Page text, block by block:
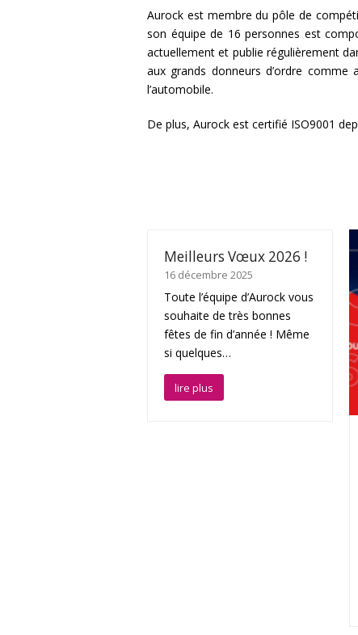
Aurock est membre du pôle de
son équipe de 16 personnes est
actuellement et publie régulièrement
aux grands donneurs d’ordre comme
l’automobile.
De plus, Aurock est certifié ISO9001
Meilleurs Vœux 2026 !
16 décembre 2025
Toute l’équipe d’Aurock vous
souhaite de très bonnes
fêtes de fin d’année ! Même
si quelques…
lire plus